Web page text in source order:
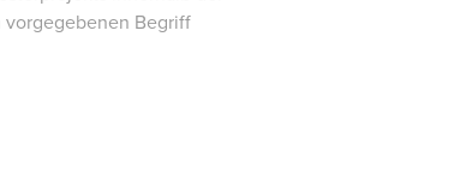
vorgegebenen Begriff